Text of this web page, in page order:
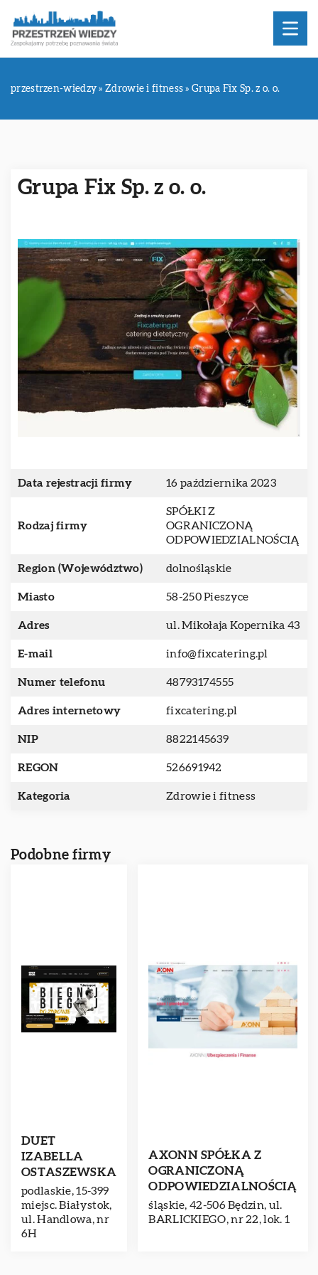
przestrzen-wiedzy »Zdrowie i fitness »Grupa Fix Sp. z o. o.
Grupa Fix Sp. z o. o.
Data rejestracji firmy 16 października 2023
Rodzaj firmy
SPÓŁKI Z
OGRANICZONĄ
ODPOWIEDZIALNOŚCIĄ
Region (Województwo) dolnośląskie
Miasto 58-250 Pieszyce
Adres ul. Mikołaja Kopernika 43
E-mail info@fixcatering.pl
Numer telefonu 48793174555
Adres internetowy fixcatering.pl
NIP 8822145639
REGON 526691942
Kategoria Zdrowie i fitness
Podobne firmy
DUET
IZABELLA
OSTASZEWSKA
podlaskie, 15-399
miejsc. Białystok,
ul. Handlowa, nr
6H
AXONN SPÓŁKA Z
OGRANICZONĄ
ODPOWIEDZIALNOŚCIĄ
śląskie, 42-506 Będzin, ul.
BARLICKIEGO, nr 22, lok. 1